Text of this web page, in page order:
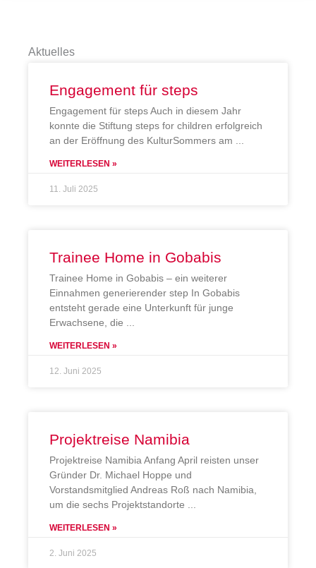
Aktuelles
Engagement für steps
Engagement für steps Auch in diesem Jahr
konnte die Stiftung steps for children erfolgreich
an der Eröffnung des KulturSommers am
WEITERLESEN »
11. Juli 2025
Trainee Home in Gobabis
Trainee Home in Gobabis – ein weiterer
Einnahmen generierender step In Gobabis
entsteht gerade eine Unterkunft für junge
Erwachsene, die
WEITERLESEN »
12. Juni 2025
Projektreise Namibia
Projektreise Namibia Anfang April reisten unser
Gründer Dr. Michael Hoppe und
Vorstandsmitglied Andreas Roß nach Namibia,
um die sechs Projektstandorte
WEITERLESEN »
2. Juni 2025